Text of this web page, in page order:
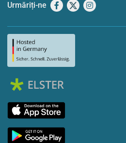
Urmăriți-ne Facebook
X Instagram